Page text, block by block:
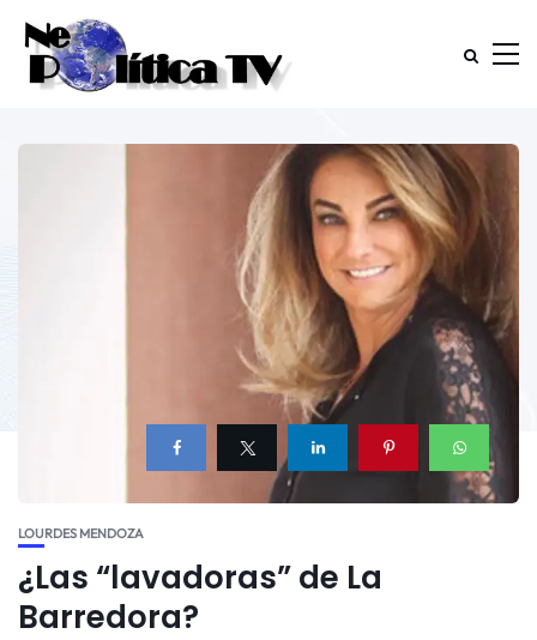
LOURDES MENDOZA
¿Las “lavadoras” de La
Barredora?